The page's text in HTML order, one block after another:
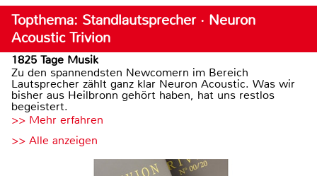
Topthema: Standlautsprecher · Neuron
Acoustic Trivion
1825 Tage Musik
Zu den spannendsten Newcomern im Bereich
Lautsprecher zählt ganz klar Neuron Acoustic. Was wir
bisher aus Heilbronn gehört haben, hat uns restlos
begeistert.
>> Mehr erfahren
>> Alle anzeigen